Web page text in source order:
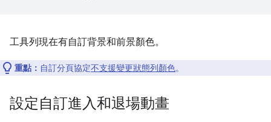
工具列現在有自訂背景和前景顏色。
重點： 自訂分頁協定不支援變更狀態列顏色。
設定自訂進入和退場動畫